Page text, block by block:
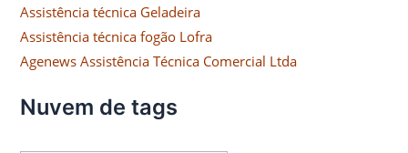
Assistência técnica Geladeira
Assistência técnica fogão Lofra
Agenews Assistência Técnica Comercial Ltda
Nuvem de tags